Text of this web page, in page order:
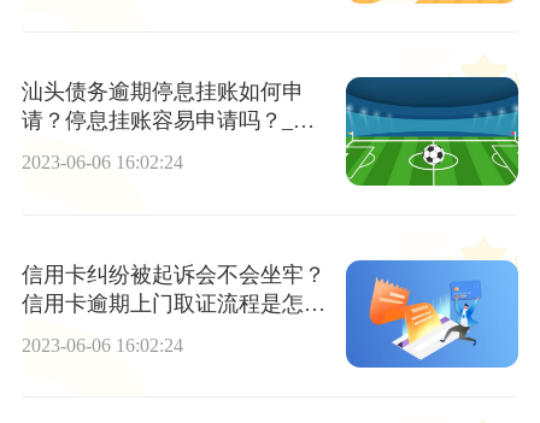
汕头债务逾期停息挂账如何申
请？停息挂账容易申请吗？_当
前快播
2023-06-06 16:02:24
信用卡纠纷被起诉会不会坐牢？
信用卡逾期上门取证流程是怎样
2023-06-06 16:02:24